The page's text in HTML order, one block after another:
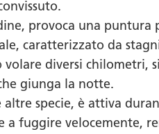
provoca una puntura
caratterizzato da
diversi chilometri,
giunga la notte.
altre specie, è attiva
a fuggire velocemente,